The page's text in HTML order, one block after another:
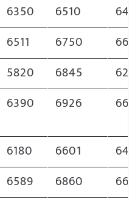
6350 6510
6511 6750
5820 6845
6390 6926
6180 6601
6589 6860